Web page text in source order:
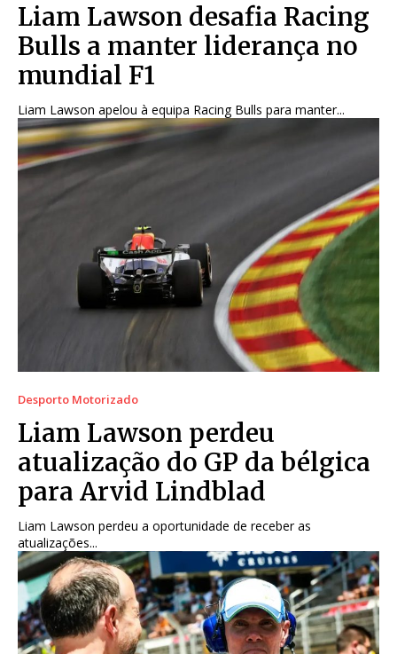
Liam Lawson desafia Racing
Bulls a manter liderança no
mundial F1
Liam Lawson apelou à equipa Racing Bulls para manter...
Desporto Motorizado
Liam Lawson perdeu
atualização do GP da bélgica
para Arvid Lindblad
Liam Lawson perdeu a oportunidade de receber as
atualizações...